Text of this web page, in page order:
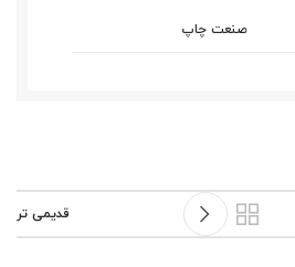
صنعت چاپ
قدیمی تر